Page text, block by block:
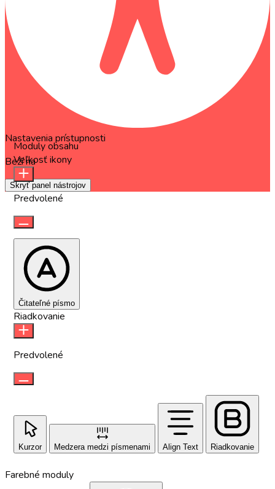
Nastavenia prístupnosti
Beží naOneTap
Skryť panel nástrojov
Moduly obsahu
Veľkosť ikony
Predvolené
Čitateľné písmo
Riadkovanie
Predvolené
Kurzor Medzera medzi písmenami Align Text Riadkovanie
Farebné moduly